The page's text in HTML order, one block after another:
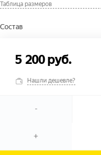
Таблица размеров
Состав
5 200 руб.
Нашли дешевле?
-
+